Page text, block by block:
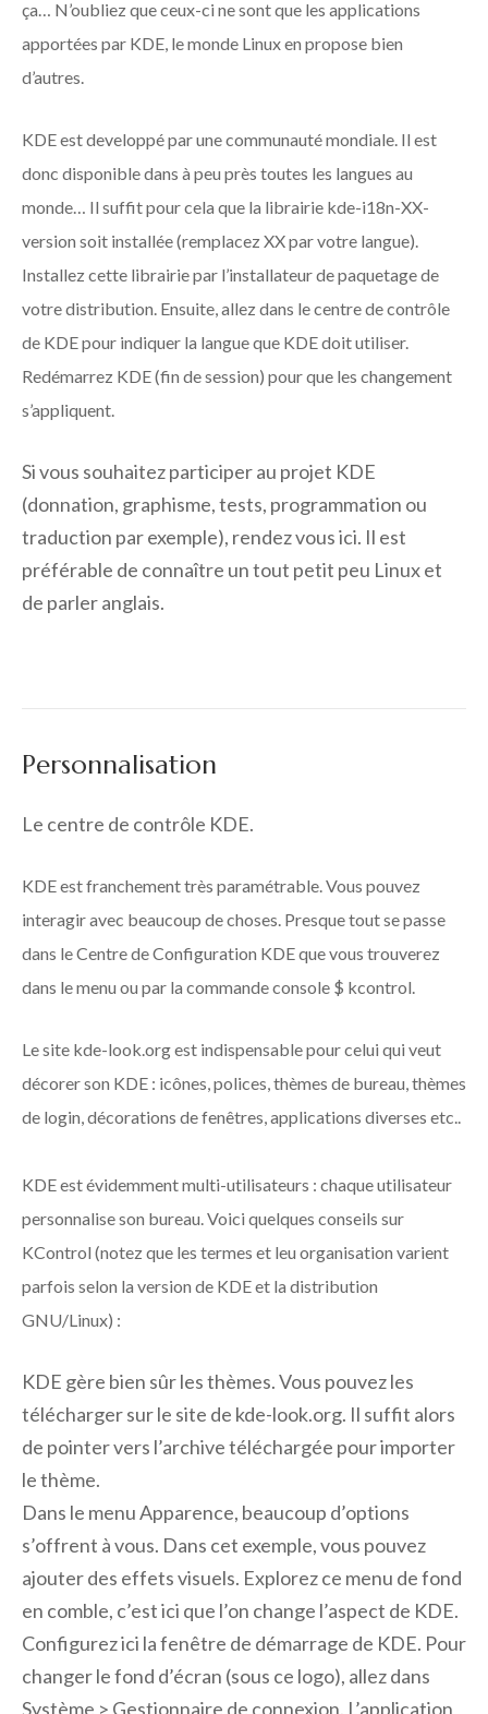
ça… N’oubliez que ceux-ci ne sont que les applications
apportées par KDE, le monde Linux en propose bien
d’autres.
KDE est developpé par une communauté mondiale. Il est
donc disponible dans à peu près toutes les langues au
monde… Il suffit pour cela que la librairie kde-i18n-XX-
version soit installée (remplacez XX par votre langue).
Installez cette librairie par l’installateur de paquetage de
votre distribution. Ensuite, allez dans le centre de contrôle
de KDE pour indiquer la langue que KDE doit utiliser.
Redémarrez KDE (fin de session) pour que les changement
s’appliquent.
Si vous souhaitez participer au projet KDE
(donnation, graphisme, tests, programmation ou
traduction par exemple), rendez vous ici. Il est
préférable de connaître un tout petit peu Linux et
de parler anglais.
Personnalisation
Le centre de contrôle KDE.
KDE est franchement très paramétrable. Vous pouvez
interagir avec beaucoup de choses. Presque tout se passe
dans le Centre de Configuration KDE que vous trouverez
dans le menu ou par la commande console $­­­­­­­­­­­­­­­­­­­­­­­­­­­­­­­­­­­­­­­­­­­­­­­­­­­­­­­­­­­­­­­­­­­ kcontrol.
Le site kde-look.org est indispensable pour celui qui veut
décorer son KDE : icônes, polices, thèmes de bureau, thèmes
de login, décorations de fenêtres, applications diverses etc..
KDE est évidemment multi-utilisateurs : chaque utilisateur
personnalise son bureau. Voici quelques conseils sur
KControl (notez que les termes et leu organisation varient
parfois selon la version de KDE et la distribution
GNU/Linux) :
KDE gère bien sûr les thèmes. Vous pouvez les
télécharger sur le site de kde-look.org. Il suffit alors
de pointer vers l’archive téléchargée pour importer
le thème.
Dans le menu Apparence, beaucoup d’options
s’offrent à vous. Dans cet exemple, vous pouvez
ajouter des effets visuels. Explorez ce menu de fond
en comble, c’est ici que l’on change l’aspect de KDE.
Configurez ici la fenêtre de démarrage de KDE. Pour
changer le fond d’écran (sous ce logo), allez dans
Système > Gestionnaire de connexion. L’application